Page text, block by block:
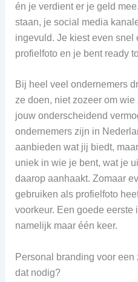
én je verdient er je geld
staan, je social media
ingevuld. Je kiest even snel
profielfoto en je bent ready
Bij heel veel ondernemers
ze doen, niet zozeer om
jouw onderscheidend
ondernemers zijn in
aanbieden wat jij biedt,
uniek in wie je bent, wat je
daarop aanhaakt. Zomaar
gebruiken als profielfoto
voorkeur. Een goede eerste
namelijk maar één keer.
Personal branding voor
dat nodig?